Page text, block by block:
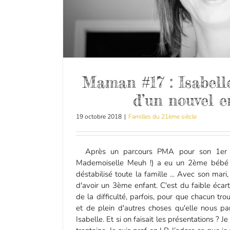
Maman #17 :
d’un nouvel
19 octobre 2018 | Familles du 21ème siècle
Après un parcours PMA pour son 1er
Mademoiselle Meuh !) a eu un 2ème
déstabilisé toute la famille ... Avec son
d'avoir un 3ème enfant. C'est du faible
de la difficulté, parfois, pour que chacun
et de plein d'autres choses qu'elle nous
Isabelle. Et si on faisait les présentations ?